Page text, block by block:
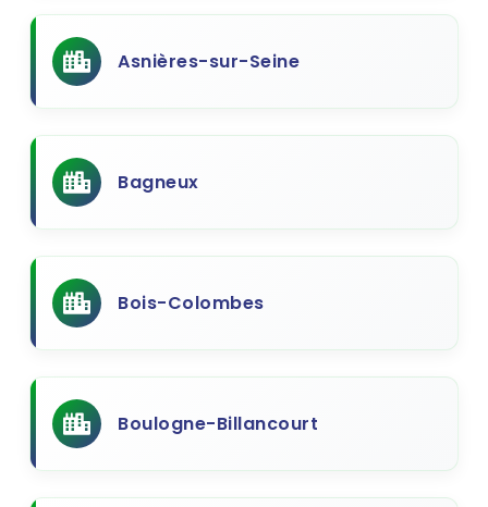
Asnières-sur-Seine
Bagneux
Bois-Colombes
Boulogne-Billancourt